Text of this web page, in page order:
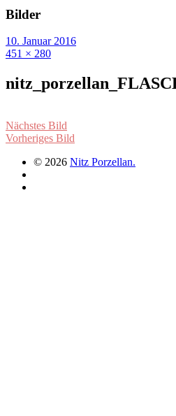
Bilder
10. Januar 2016
451 × 280
Nächstes Bild
Vorheriges Bild
© 2026 Nitz Porzellan.